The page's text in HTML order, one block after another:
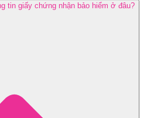
tin giấy chứng nhận bảo hiểm ở đâu?